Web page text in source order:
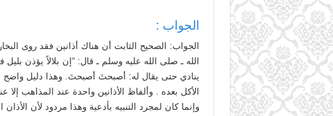
الجواب :
الجواب: الصحيح الثابت أن هناك أذانين فقد روى
الله ـ صلى الله عليه وسلم ـ قال: “إن بلالاً يؤذن
ينادي حتى يقال له: أصبحتَ أصبحتَ. وهذا دليل واضح
الأكل بعده . وألفاظ الأذانين واحدة عند المذاهب إلا
وإنما كان لمجرد التنبيه بأدعية وهذا مردود لأن